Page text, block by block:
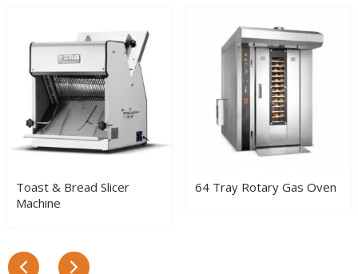
Toast & Bread Slicer
Machine
64 Tray Rotary Gas Oven